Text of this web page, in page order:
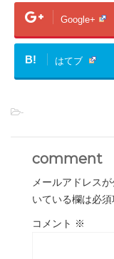
Google+
B! はてブ
-
comment
メールアドレス
いている欄は必
コメント ※